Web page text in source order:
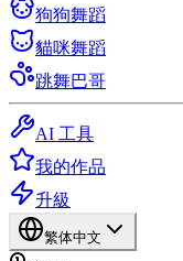
狗狗舞蹈
貓咪舞蹈
跳舞巴哥
AI 工具
我的作品
升級
繁体中文